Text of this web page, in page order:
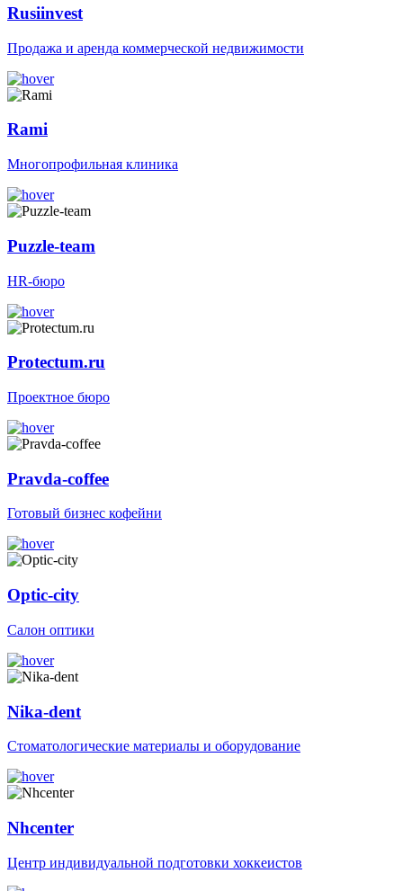
Rusiinvest
Продажа и аренда коммерческой недвижимости
Rami
Многопрофильная клиника
Puzzle-team
HR-бюро
Protectum.ru
Проектное бюро
Pravda-coffee
Готовый бизнес кофейни
Optic-city
Салон оптики
Nika-dent
Стоматологические материалы и оборудование
Nhcenter
Центр индивидуальной подготовки хоккеистов